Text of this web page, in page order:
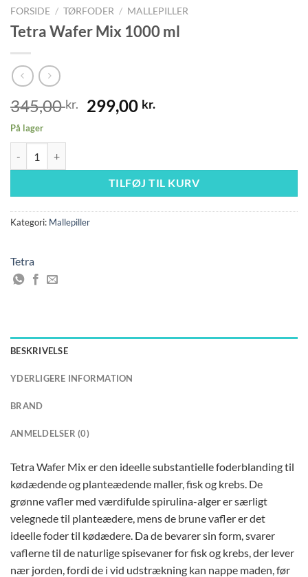
FORSIDE / TØRFODER / MALLEPILLER
Tetra Wafer Mix 1000 ml
345,00kr.
Den
oprindelige
345,00 kr..
299,00 kr.Den
299,00 kr..
På lager
TILFØJ TIL KURV
Kategori: Mallepiller
Tetra
BESKRIVELSE
YDERLIGERE INFORMATION
BRAND
ANMELDELSER (0)
Tetra Wafer Mix er den ideelle substantielle foderblanding til
kødædende og planteædende maller, fisk og krebs. De
grønne vafler med værdifulde spirulina-alger er særligt
velegnede til planteædere, mens de brune vafler er det
ideelle foder til kødædere. Da de bevarer sin form, svarer
vaflerne til de naturlige spisevaner for fisk og krebs, der lever
nær jorden, fordi de i vid udstrækning kan nappe maden, før